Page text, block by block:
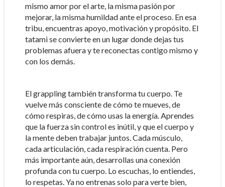
mismo amor por el arte, la misma pasión por
mejorar, la misma humildad ante el proceso. En esa
tribu, encuentras apoyo, motivación y propósito. El
tatami se convierte en un lugar donde dejas tus
problemas afuera y te reconectas contigo mismo y
con los demás.
El grappling también transforma tu cuerpo. Te
vuelve más consciente de cómo te mueves, de
cómo respiras, de cómo usas la energía. Aprendes
que la fuerza sin control es inútil, y que el cuerpo y
la mente deben trabajar juntos. Cada músculo,
cada articulación, cada respiración cuenta. Pero
más importante aún, desarrollas una conexión
profunda con tu cuerpo. Lo escuchas, lo entiendes,
lo respetas. Ya no entrenas solo para verte bien,